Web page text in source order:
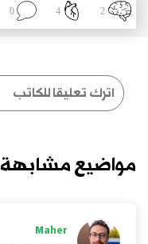
2
4
0
مواضيع مشابهة
Maher